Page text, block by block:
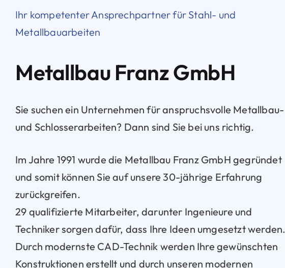
Ihr kompetenter Ansprechpartner für Stahl- und
Metallbauarbeiten
Metallbau Franz GmbH
Sie suchen ein Unternehmen für anspruchsvolle Metallbau-
und Schlosserarbeiten? Dann sind Sie bei uns richtig.
Im Jahre 1991 wurde die Metallbau Franz GmbH gegründet
und somit können Sie auf unsere 30-jährige Erfahrung
zurückgreifen.
29 qualifizierte Mitarbeiter, darunter Ingenieure und
Techniker sorgen dafür, dass Ihre Ideen umgesetzt werden.
Durch modernste CAD-Technik werden Ihre gewünschten
Konstruktionen erstellt und durch unseren modernen